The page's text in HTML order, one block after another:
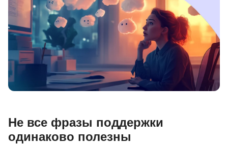
Не все фразы поддержки
одинаково полезны
Soft Skills
ДПО
Детям
Акции и промокоды
Рейтинг онлайн-школ